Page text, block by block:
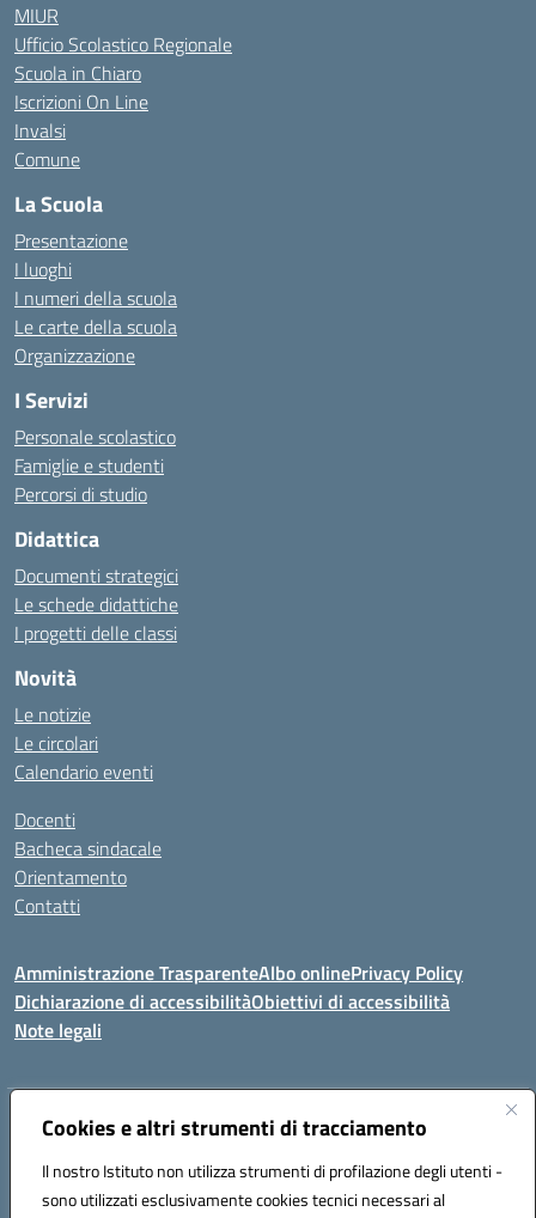
Cookies e altri strumenti di tracciamento
Il nostro Istituto non utilizza strumenti di profilazione degli utenti -
sono utilizzati esclusivamente cookies tecnici necessari al
MIUR
Ufficio Scolastico Regionale
Scuola in Chiaro
Iscrizioni On Line
Invalsi
Comune
La Scuola
Presentazione
I luoghi
I numeri della scuola
Le carte della scuola
Organizzazione
I Servizi
Personale scolastico
Famiglie e studenti
Percorsi di studio
Didattica
Documenti strategici
Le schede didattiche
I progetti delle classi
Novità
Le notizie
Le circolari
Calendario eventi
Docenti
Bacheca sindacale
Orientamento
Contatti
Amministrazione TrasparenteAlbo onlinePrivacy Policy
Dichiarazione di accessibilitàObiettivi di accessibilità
Note legali
Indirizzo:Viale P. Togliatti snc 67039 Sulmona (AQ)
Posta elettronica certificata (PEC):aqis01900g@pec.istruzione.it